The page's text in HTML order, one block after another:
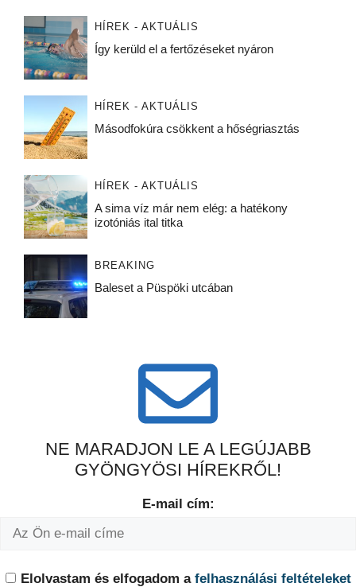
HÍREK - AKTUÁLIS
Így kerüld el a fertőzéseket nyáron
HÍREK - AKTUÁLIS
Másodfokúra csökkent a hőségriasztás
HÍREK - AKTUÁLIS
A sima víz már nem elég: a hatékony
izotóniás ital titka
BREAKING
Baleset a Püspöki utcában
NE MARADJON LE A LEGÚJABB
GYÖNGYÖSI HÍREKRŐL!
E-mail cím:
Elolvastam és elfogadom a felhasználási feltételeket